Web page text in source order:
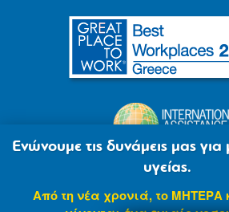
Ενώνουμε τις δυνάμεις μας
υγείας.
Από τη νέα χρονιά, το ΜΗΤΕΡΑ